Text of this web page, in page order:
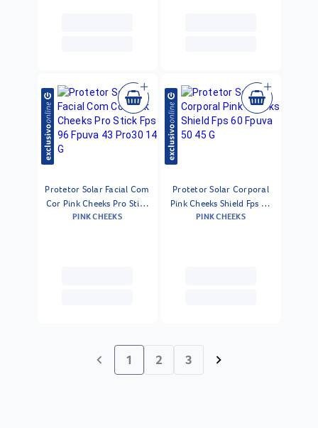
Protetor Solar Facial Com
Cor Pink Cheeks Pro Stick
Fps 96 Fpuva 43 Pro30 14
PINK CHEEKS
Protetor Solar Corporal
Pink Cheeks Shield Fps 60
Fpuva 50 45 G
PINK CHEEKS
chevron_left 1 2 3 chevron_right